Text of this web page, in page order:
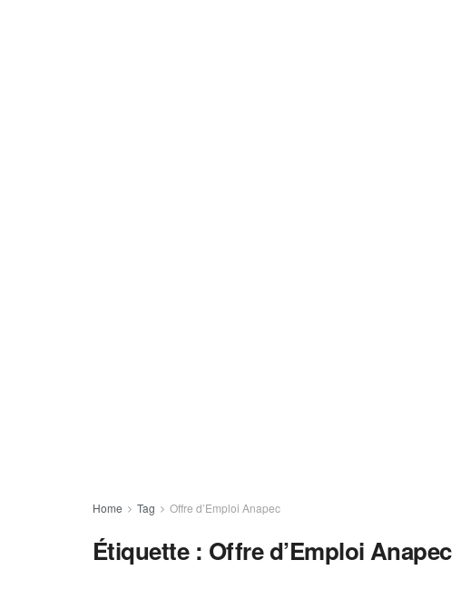
Home Tag Offre d’Emploi Anapec
Étiquette : Offre d’Emploi Anapec